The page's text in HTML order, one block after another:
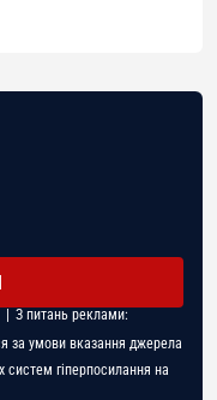
| З питань реклами:
за умови вказання джерела
систем гіперпосилання на